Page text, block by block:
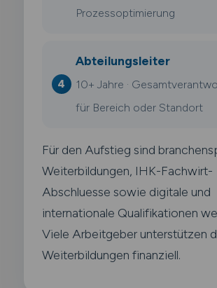
Prozessoptimierung
Abteilungsleiter
10+ Jahre ·
für Bereich oder Standort
Für den Aufstieg sind
Weiterbildungen, IHK-Fachwirt-
Abschluesse sowie digitale und
internationale Qualifikationen
Viele Arbeitgeber unterstützen
Weiterbildungen finanziell.